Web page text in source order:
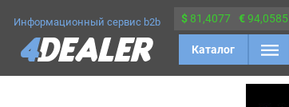
Информационный сервис b2b $ 81,4077 €94,0585
Каталог